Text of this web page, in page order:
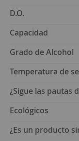
D.O.
Capacidad
Grado de Alcohol
Temperatura de
¿Sigue las pautas
Ecológicos
¿Es un producto